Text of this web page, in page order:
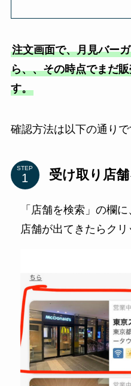
注文画面で、月見バー
ら、、その時点でまだ
す。
確認方法は以下の通りで
STEP 受け取り店
「店舗を検索」の欄
店舗が出てきたらクリ